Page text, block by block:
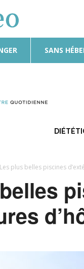
SANS
Bulle
Les plus belles piscines